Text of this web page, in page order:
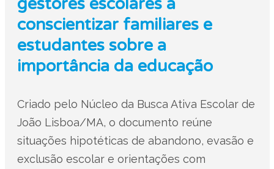
conscientizar familiares e
estudantes sobre a
importância da educação
Criado pelo Núcleo da Busca Ativa Escolar de
João Lisboa/MA, o documento reúne
situações hipotéticas de abandono, evasão e
exclusão escolar e orientações com